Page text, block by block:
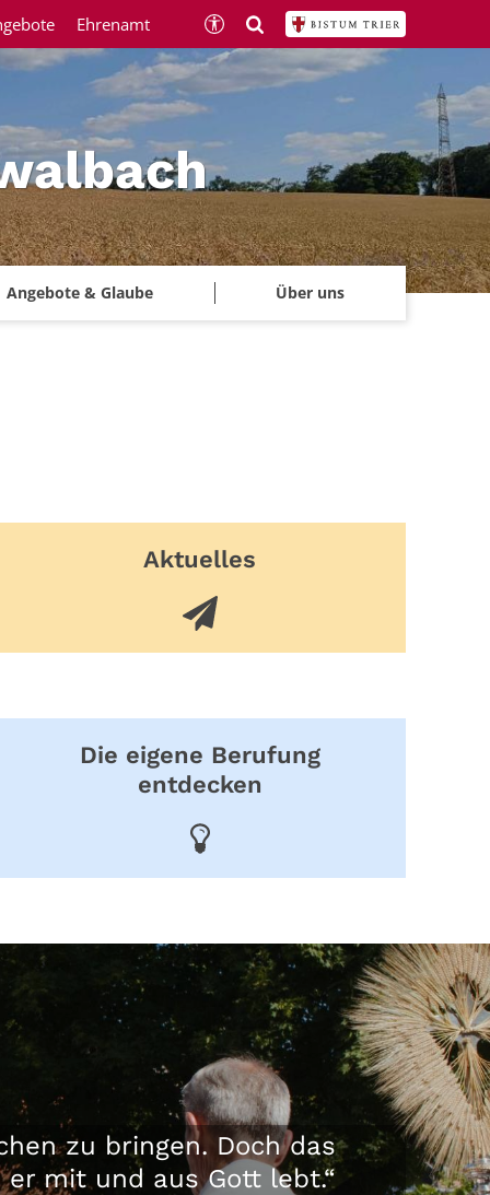
Angebote & Glaube Über uns
Ehrenamt
Aktuelles
Die eigene Berufung
entdecken
zu bringen. Doch das
mit und aus Gott lebt.“